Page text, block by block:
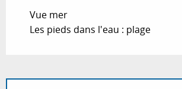
Vue mer
Les pieds dans l'eau : plage